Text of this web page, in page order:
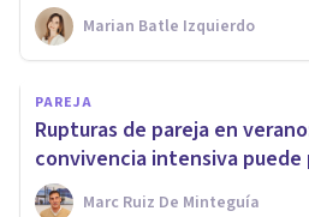
Marian Batle Izquierdo
PAREJA
Rupturas de pareja en
convivencia intensiva puede
Marc Ruiz De Minteguía